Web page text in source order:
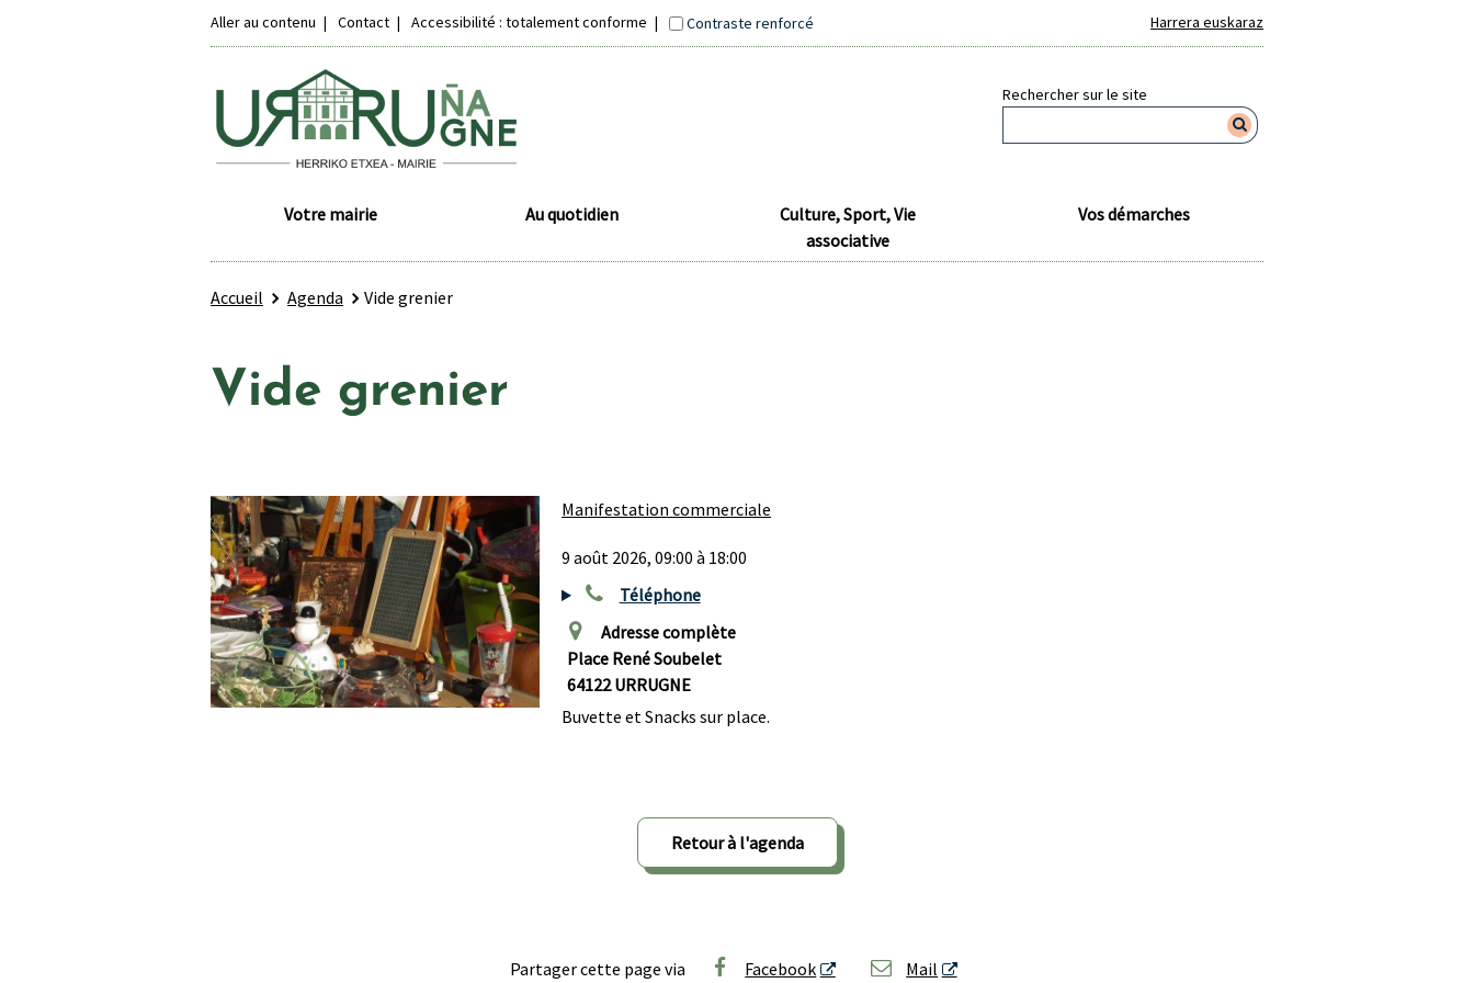
Aller au contenu Contact Accessibilité : totalement conforme Contraste renforcé Harrera euskaraz
Rechercher sur le site
Votre mairie Au quotidien
Culture, Sport, Vie
associative
Vos démarches
Accueil Agenda Vide grenier
Vide grenier
Manifestation commerciale
9 août 2026, 09:00 à 18:00
Téléphone
Adresse complète
Place René Soubelet
64122 URRUGNE
Buvette et Snacks sur place.
Retour à l'agenda
Partager cette page via Facebook Mail